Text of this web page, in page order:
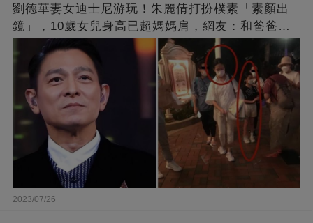
劉德華妻女迪士尼游玩！朱麗倩打扮樸素「素顏出
鏡」，10歲女兒身高已超媽媽肩，網友：和爸爸劉
德華長相十分相似
2023/07/26